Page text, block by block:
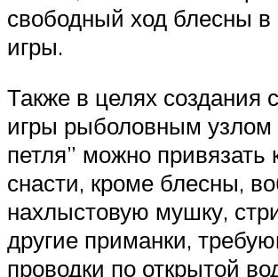
свободный ход блесны в
игры.
Также в целях создания
игры рыболовным узлом
петля” можно привязать
снасти, кроме блесны,
нахлыстовую мушку,
другие приманки,
проводки по открытой